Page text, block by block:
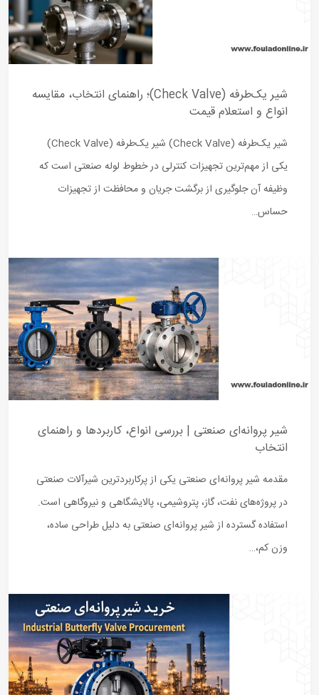
شیر یک‌طرفه (Check Valve)؛ راهنمای انتخاب، مقایسه
انواع و استعلام قیمت
شیر یک‌طرفه (Check Valve) شیر یک‌طرفه (Check Valve)
یکی از مهم‌ترین تجهیزات کنترلی در خطوط لوله صنعتی است که
وظیفه آن جلوگیری از برگشت جریان و محافظت از تجهیزات
حساس…
شیر پروانه‌ای صنعتی | بررسی انواع، کاربردها و راهنمای
انتخاب
مقدمه شیر پروانه‌ای صنعتی یکی از پرکاربردترین شیرآلات صنعتی
در پروژه‌های نفت، گاز، پتروشیمی، پالایشگاهی و نیروگاهی است.
استفاده گسترده از شیر پروانه‌ای صنعتی به دلیل طراحی ساده،
وزن کم،…